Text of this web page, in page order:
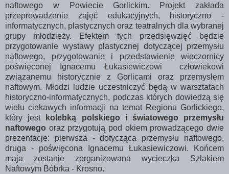
naftowego w Powiecie Gorlickim. Projekt zakłada
przeprowadzenie zajęć edukacyjnych, historyczno -
informatycznych, plastycznych oraz teatralnych dla wybranej
grupy młodzieży. Efektem tych przedsięwzięć będzie
przygotowanie wystawy plastycznej dotyczącej przemysłu
naftowego, przygotowanie i przedstawienie wieczornicy
poświęconej Ignacemu Łukasiewiczowi człowiekowi
związanemu historycznie z Gorlicami oraz przemysłem
naftowym. Młodzi ludzie uczestniczyć będą w warsztatach
historyczno-informatycznych, podczas których dowiedzą się
wielu ciekawych informacji na temat Regionu Gorlickiego,
który jest
kolebką polskiego i światowego przemysłu
naftowego oraz przygotują pod okiem prowadzącego dwie
prezentacje: pierwsza - dotycząca przemysłu naftowego,
druga - poświęcona Ignacemu Łukasiewiczowi. Końcem
maja zostanie zorganizowana wycieczka Szlakiem
Naftowym Bóbrka - Krosno.